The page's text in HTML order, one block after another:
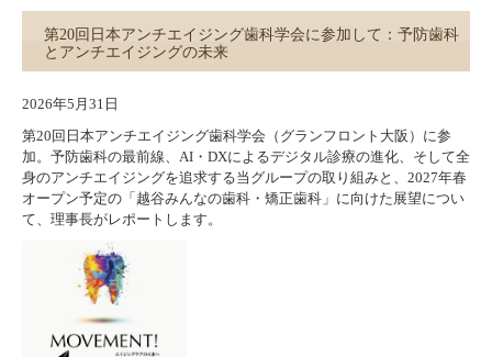
第20回日本アンチエイジング歯科学会に参加して：予防歯科
とアンチエイジングの未来
2026年5月31日
第20回日本アンチエイジング歯科学会（グランフロント大阪）に参
加。予防歯科の最前線、AI・DXによるデジタル診療の進化、そして全
身のアンチエイジングを追求する当グループの取り組みと、2027年春
オープン予定の「越谷みんなの歯科・矯正歯科」に向けた展望につい
て、理事長がレポートします。